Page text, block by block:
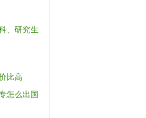
、研究生
比高
怎么出国